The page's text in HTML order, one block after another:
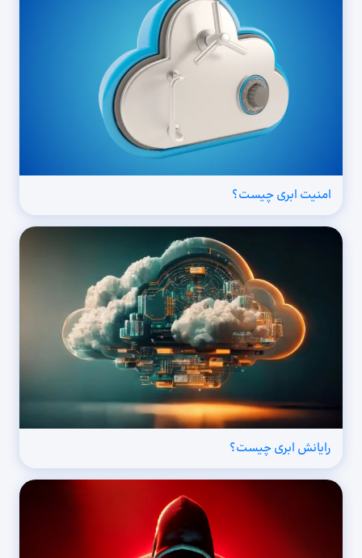
امنیت ابری چیست؟
رایانش ابری چیست؟